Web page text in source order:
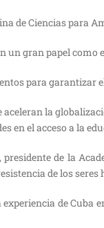
de Ciencias para
gran papel como
para garantizar
aceleran la
en el acceso a la
de la
de los
de